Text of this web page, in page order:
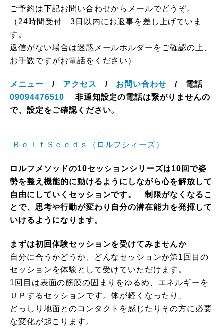
ご予約は下記お問い合わせからメールでどうぞ。
（24時間受付 3日以内にお返事を差し上げていま
す。
返信がない場合は迷惑メールホルダーをご確認の上、
お手数ですがお電話をください）
メニュー / アクセス / お問い合わせ / 電話
09094476510 非通知設定の電話は繋がりませんの
で、設定をご確認ください。
ＲｏｌｆＳｅｅｄｓ（ロルフシィーズ）
ロルフメソッドの10セッションシリーズは10回で姿
勢を整え機能的に動けるようにしながら心を解放して
自由にしていくセッションです。 制限がなくなるこ
とで、思考や行動が変わり自分の潜在能力を発揮して
いけるようになります。
まずは初回体験セッションを受けてみませんか
自分に合うかどうか、どんなセッションか第1回目の
セッションを体験として受けていただけます。
1回目は表面の筋膜の固まりをゆるめ、エネルギーを
ＵＰするセッションです。体が軽くなったり、
どっしり地面とのコンタクトを感じたりその方に必要
な変化が起こります。